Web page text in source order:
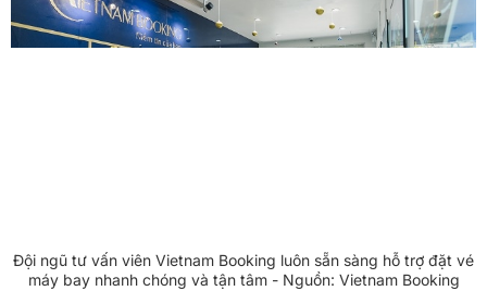
Đội ngũ tư vấn viên Vietnam Booking luôn sẵn sàng hỗ trợ đặt vé
máy bay nhanh chóng và tận tâm - Nguồn: Vietnam Booking